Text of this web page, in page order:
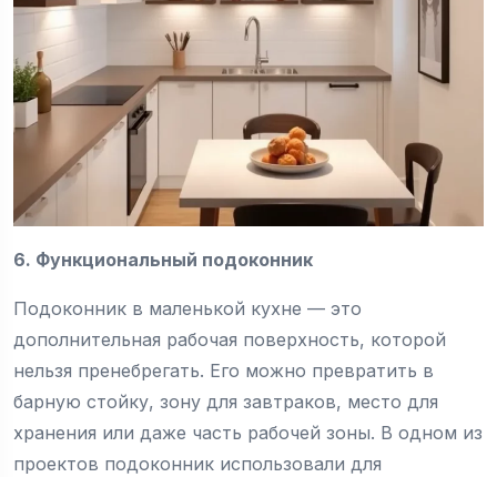
6. Функциональный подоконник
Подоконник в маленькой кухне — это
дополнительная рабочая поверхность, которой
нельзя пренебрегать. Его можно превратить в
барную стойку, зону для завтраков, место для
хранения или даже часть рабочей зоны. В одном из
проектов подоконник использовали для